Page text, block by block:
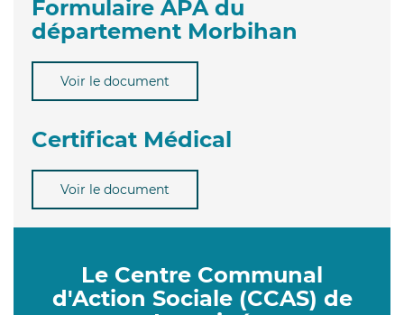
Formulaire APA du
département Morbihan
Voir le document
Certificat Médical
Voir le document
Le Centre Communal
d'Action Sociale (CCAS) de